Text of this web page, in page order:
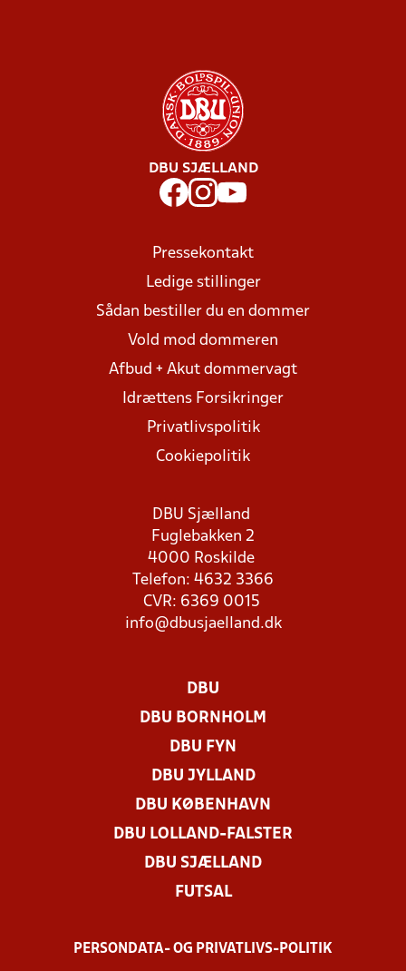
DBU SJÆLLAND
Pressekontakt
Ledige stillinger
Sådan bestiller du en dommer
Vold mod dommeren
Afbud + Akut dommervagt
Idrættens Forsikringer
Privatlivspolitik
Cookiepolitik
DBU Sjælland
Fuglebakken 2
4000 Roskilde
Telefon: 4632 3366
CVR: 6369 0015
info@dbusjaelland.dk
DBU
DBU BORNHOLM
DBU FYN
DBU JYLLAND
DBU KØBENHAVN
DBU LOLLAND-FALSTER
DBU SJÆLLAND
FUTSAL
PERSONDATA- OG PRIVATLIVS-POLITIK